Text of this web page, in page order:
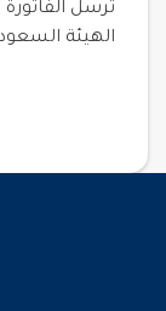
ترسل
الهيئة